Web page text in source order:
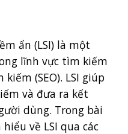
ẩn (LSI) là một
lĩnh vực tìm kiếm
(SEO). LSI giúp
và đưa ra kết
dùng. Trong bài
về LSI qua các